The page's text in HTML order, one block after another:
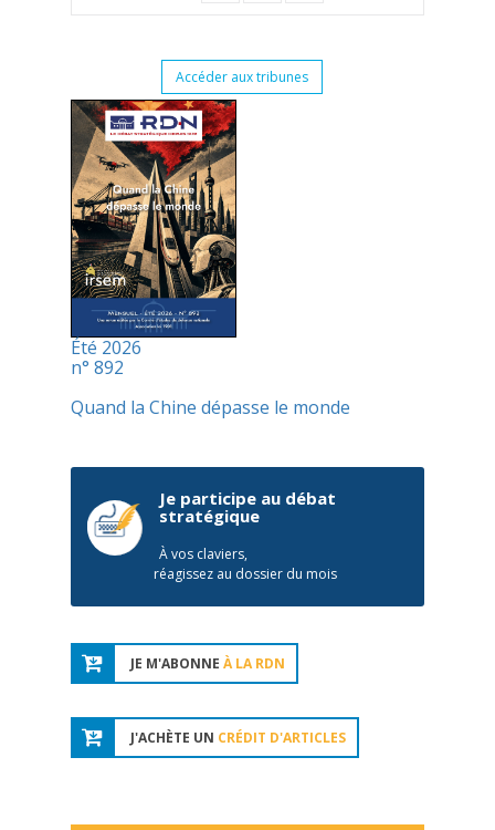
Accéder aux tribunes
Été 2026
n° 892
Quand la Chine dépasse le monde
Je participe au débat
stratégique
À vos claviers,
réagissez au dossier du mois
JE M'ABONNE À LA RDN
J'ACHÈTE UN CRÉDIT D'ARTICLES